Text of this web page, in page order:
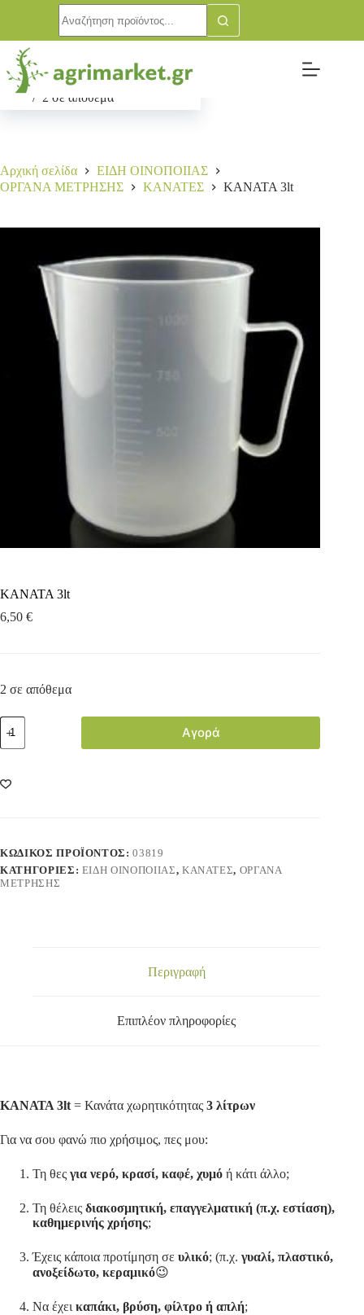
ΚΑΝΑΤΑ 3lt
6,50€
2 σε απόθεμα
Αγορά
Αρχική σελίδα
ΕΙΔΗ ΟΙΝΟΠΟΙΙΑΣ
ΟΡΓΑΝΑ ΜΕΤΡΗΣΗΣ
ΚΑΝΑΤΕΣ ΚΑΝΑΤΑ 3lt
ΚΑΝΑΤΑ 3lt
6,50 €
2 σε απόθεμα
Αγορά
ΚΩΔΙΚΌΣ ΠΡΟΪΌΝΤΟΣ:03819
ΚΑΤΗΓΟΡΊΕΣ: ΕΙΔΗ ΟΙΝΟΠΟΙΙΑΣ, ΚΑΝΑΤΕΣ, ΟΡΓΑΝΑ
ΜΕΤΡΗΣΗΣ
Περιγραφή
Επιπλέον πληροφορίες
ΚΑΝΑΤΑ 3lt = Κανάτα χωρητικότητας 3 λίτρων
Για να σου φανώ πιο χρήσιμος, πες μου:
Τη θες για νερό, κρασί, καφέ, χυμό ή κάτι άλλο;
Τη θέλεις διακοσμητική, επαγγελματική (π.χ. εστίαση),
καθημερινής χρήσης;
Έχεις κάποια προτίμηση σε υλικό; (π.χ. γυαλί, πλαστικό,
ανοξείδωτο, κεραμικό😉
Να έχει καπάκι, βρύση, φίλτρο ή απλή;